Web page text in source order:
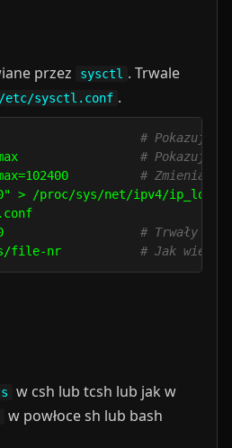
przez sysctl . Trwale
/etc/sysctl.conf .
-a # Pokazuje
max # Pokazuje
max=102400 # Zmienia
> /proc/sys/net/ipv4/
# Trwały
fs/file-nr # Jak wiele
w csh lub tcsh lub jak w
w powłoce sh lub bash